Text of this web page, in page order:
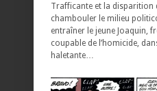
Trafficante et la disparition
chambouler le milieu
entraîner le jeune Joaquin,
coupable de l’homicide,
haletante…